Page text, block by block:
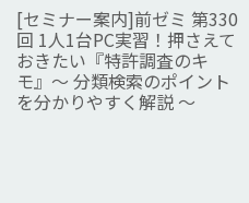
[セミナー案内]前ゼミ 第330
回 1人1台PC実習！押さえて
おきたい『特許調査のキ
モ』～ 分類検索のポイント
を分かりやすく解説 ～